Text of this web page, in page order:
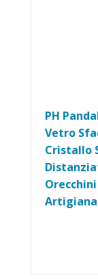
PH
Vetro
Cristallo